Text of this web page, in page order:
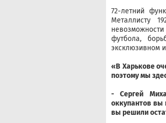
72-летний
Металлисту
футбола,
эксклюзивном
«В Харькове
поэтому мы
- Сергей
оккупантов вы
вы решили